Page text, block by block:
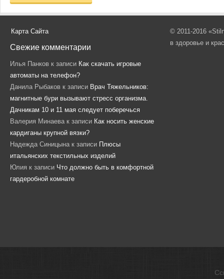
Карта Сайта
Свежие комментарии
Илья Панков к записи Как скачать игровые
автоматы на телефон?
Данила Рыбаков к записи Врач Тяжельников:
магнитные бури вызывают стресс организма.
Дачникам 10 и 11 мая следует поберечься
Валерия Минаева к записи Как носить женские
кардиганы крупной вязки?
Надежда Синицына к записи Плюсы
итальянских текстильных изделий
Юлия к записи Что должно быть в комфортной
гардеробной комнате
© 2011-2016
в здоровье и